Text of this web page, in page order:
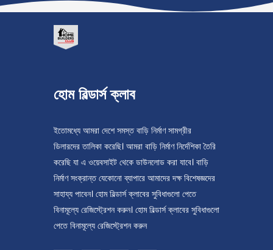
হোম বিল্ডার্স ক্লাব
ইতোমধ্যে আমরা দেশে সমস্ত বাড়ি নির্মাণ সামগ্রীর
ডিলারদের তালিকা করেছি। আমরা বাড়ি নির্মাণ নির্দেশিকা তৈরি
করেছি যা এ ওয়েবসাইট থেকে ডাউনলোড করা যাবে। বাড়ি
নির্মাণ সংক্রান্ত যেকোনো ব্যাপারে আমাদের দক্ষ বিশেষজ্ঞদের
সাহায্য পাবেন। হোম বিল্ডার্স ক্লাবের সুবিধাগুলো পেতে
বিনামূল্যে রেজিস্ট্রেশন করুন। হোম বিল্ডার্স ক্লাবের সুবিধাগুলো
পেতে বিনামূল্যে রেজিস্ট্রেশন করুন